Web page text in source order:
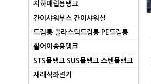
지하매립용탱크
간이샤워부스 간이샤워실
드럼통 플라스틱드럼통 PE드럼통
활어이송용탱크
STS물탱크 SUS물탱크 스텐물탱크
재래식좌변기